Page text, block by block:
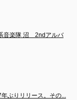
音楽隊 沼　2ndアルバ
年ぶりリリース。その...